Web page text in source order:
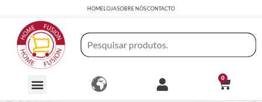
HOMELOJASOBRE NÓSCONTACTO
0